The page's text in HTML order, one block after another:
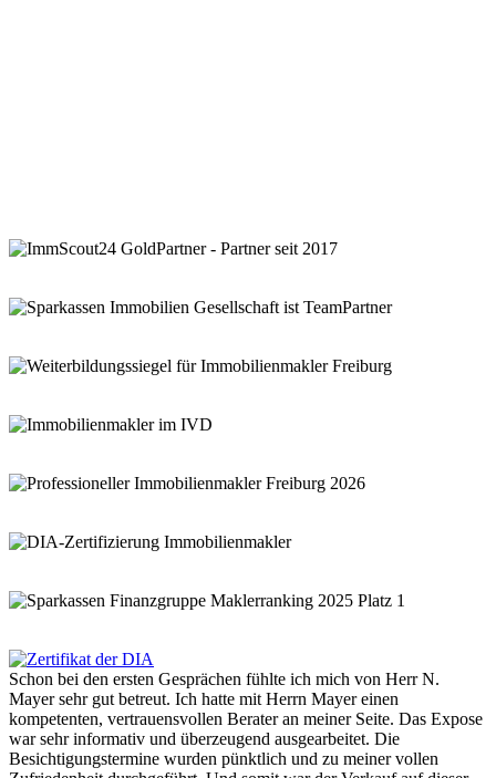
Schon bei den ersten Gesprächen fühlte ich mich von Herr N.
Mayer sehr gut betreut. Ich hatte mit Herrn Mayer einen
kompetenten, vertrauensvollen Berater an meiner Seite. Das Expose
war sehr informativ und überzeugend ausgearbeitet. Die
Besichtigungstermine wurden pünktlich und zu meiner vollen